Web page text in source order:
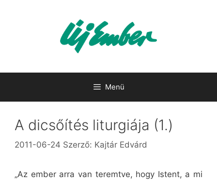
Menü
A dicsőítés liturgiája (1.)
2011-06-24 Szerző: Kajtár Edvárd
„Az ember arra van teremtve, hogy Istent, a mi